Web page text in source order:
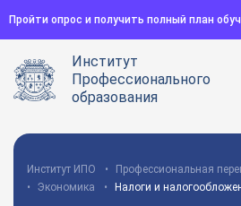
Пройти опрос и получить полный план
Институт
Профессионального
образования
Институт ИПО
Профессиональная
Экономика
Налоги и